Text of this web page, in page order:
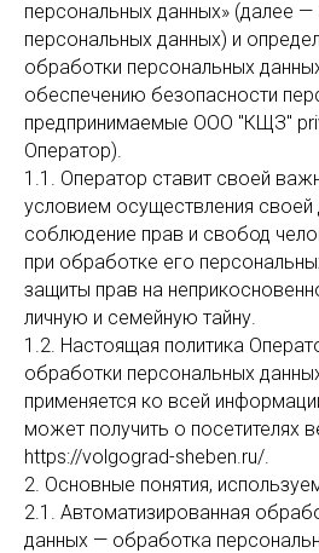
персональных данных» (далее —
персональных данных) и
обработки персональных
обеспечению безопасности
предпринимаемые ООО "КЩЗ"
Оператор).
1.1. Оператор ставит своей
условием осуществления своей
соблюдение прав и свобод
при обработке его
защиты прав на
личную и семейную тайну.
1.2. Настоящая политика
обработки персональных
применяется ко всей
может получить о посетителях
https://volgograd-sheben.ru/.
2. Основные понятия,
2.1. Автоматизированная
данных — обработка